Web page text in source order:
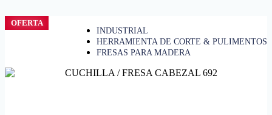
INDUSTRIAL
HERRAMIENTA DE CORTE & PULIMENTOS
FRESAS PARA MADERA
OFERTA